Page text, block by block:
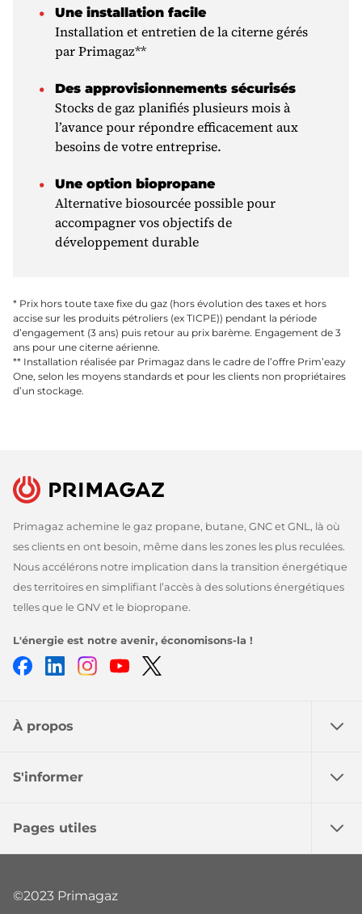
Une installation facile
Installation et entretien de la citerne gérés
par Primagaz**
Des approvisionnements sécurisés
Stocks de gaz planifiés plusieurs mois à
l’avance pour répondre efficacement aux
besoins de votre entreprise.
Une option biopropane
Alternative biosourcée possible pour
accompagner vos objectifs de
développement durable
* Prix hors toute taxe fixe du gaz (hors évolution des taxes et hors
accise sur les produits pétroliers (ex TICPE)) pendant la période
d’engagement (3 ans) puis retour au prix barème. Engagement de 3
ans pour une citerne aérienne.
** Installation réalisée par Primagaz dans le cadre de l’offre Prim’eazy
One, selon les moyens standards et pour les clients non propriétaires
d’un stockage.
Primagaz achemine le gaz propane, butane, GNC et GNL, là où
ses clients en ont besoin, même dans les zones les plus reculées.
Nous accélérons notre implication dans la transition énergétique
des territoires en simplifiant l’accès à des solutions énergétiques
telles que le GNV et le biopropane.
L'énergie est notre avenir, économisons-la !
FacebookLinkedInInstagramYoutube
À propos
S'informer
Pages utiles
©2023 Primagaz